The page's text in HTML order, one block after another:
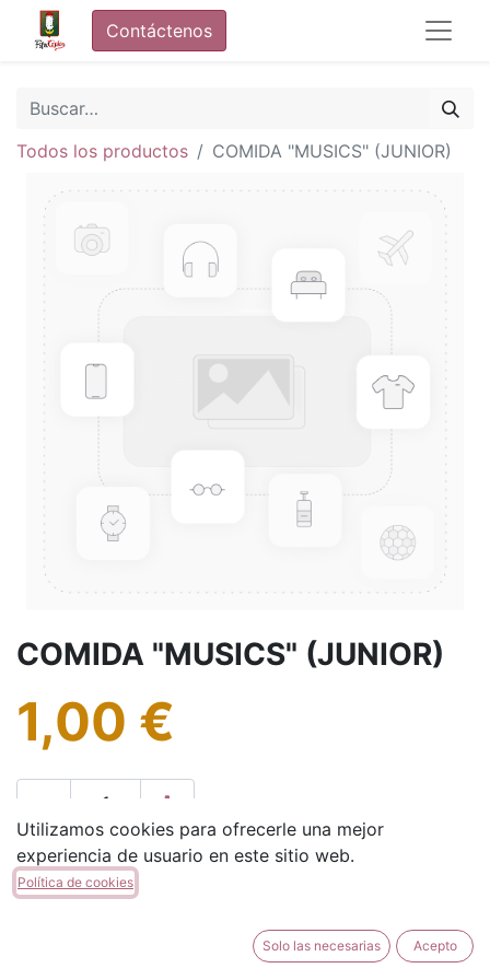
Contáctenos
Todos los productos COMIDA "MUSICS" (JUNIOR)
COMIDA "MUSICS" (JUNIOR)
1,00 €
AÑADIR A LA CESTA
Utilizamos cookies para ofrecerle una mejor
experiencia de usuario en este sitio web.
Política de cookies
Solo las necesarias Acepto